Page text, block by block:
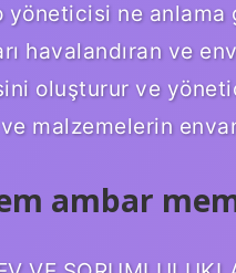
yöneticisi ne
havalandıran ve
oluşturur ve
malzemelerin
ambar